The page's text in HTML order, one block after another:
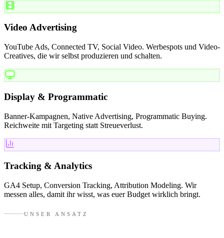
Video Advertising
YouTube Ads, Connected TV, Social Video. Werbespots und Video-
Creatives, die wir selbst produzieren und schalten.
Display & Programmatic
Banner-Kampagnen, Native Advertising, Programmatic Buying.
Reichweite mit Targeting statt Streueverlust.
Tracking & Analytics
GA4 Setup, Conversion Tracking, Attribution Modeling. Wir
messen alles, damit ihr wisst, was euer Budget wirklich bringt.
UNSER ANSATZ